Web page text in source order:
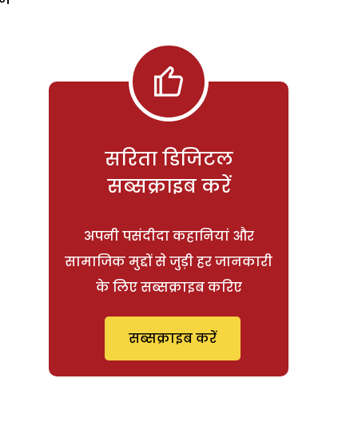
सरिता डिजिटल
सब्सक्राइब करें
अपनी पसंदीदा कहानियां और
सामाजिक मुद्दों से जुड़ी हर जानकारी
के लिए सब्सक्राइब करिए
सब्सक्राइब करें